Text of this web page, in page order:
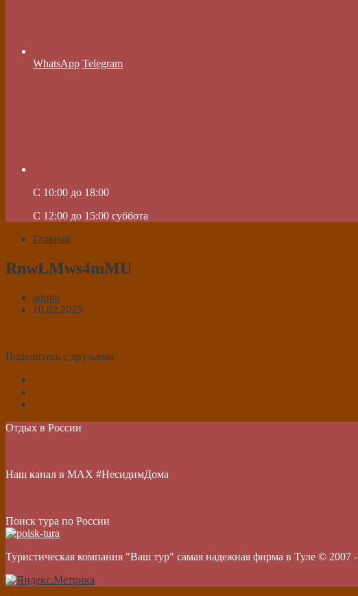
WhatsApp Telegram
C 10:00 до 18:00
C 12:00 до 15:00 суббота
Главная
RnwLMws4mMU
admin
10.02.2025
Поделитесь с друзьями
Отдых в России
Наш канал в МАХ #НесидимДома
Поиск тура по России
Туристическая компания "Ваш тур" самая надежная фирма в Туле © 2007 -